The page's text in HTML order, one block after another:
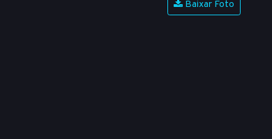
Baixar Foto